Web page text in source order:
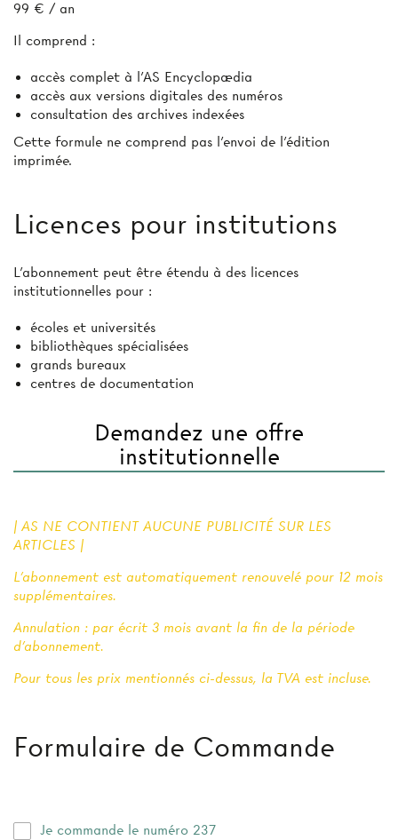
99 € / an
Il comprend :
accès complet à l’AS Encyclopædia
accès aux versions digitales des numéros
consultation des archives indexées
Cette formule ne comprend pas l’envoi de l'édition
imprimée.
Licences pour institutions
L’abonnement peut être étendu à des licences
institutionnelles pour :
écoles et universités
bibliothèques spécialisées
grands bureaux
centres de documentation
Demandez une offre
institutionnelle
| AS NE CONTIENT AUCUNE PUBLICITÉ SUR LES
ARTICLES |
L'abonnement est automatiquement renouvelé pour 12 mois
supplémentaires.
Annulation : par écrit 3 mois avant la fin de la période
d'abonnement.
Pour tous les prix mentionnés ci-dessus, la TVA est incluse.
Formulaire de Commande
Je commande le numéro 237